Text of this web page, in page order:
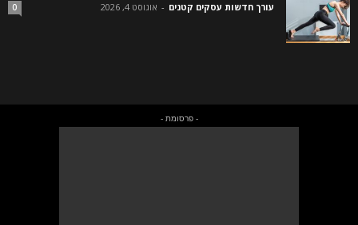
עורך חדשות עסקים קטנים - אוגוסט 4, 2026 0
- פרסומת -